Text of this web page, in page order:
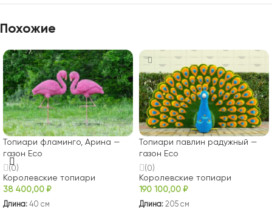
Похожие
Топиари фламинго, Арина —
газон Eco
(0)
Королевские топиари
38 400,00₽
Длина: 40 см
Топиари павлин радужный —
газон Eco
(0)
Королевские топиари
190 100,00₽
Длина: 205 см